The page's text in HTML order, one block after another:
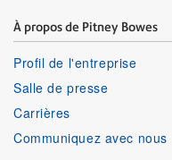
À propos de Pitney Bowes
Profil de l'entreprise
Salle de presse
Carrières
Communiquez avec nous